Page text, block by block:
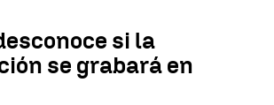
si la
se grabará en